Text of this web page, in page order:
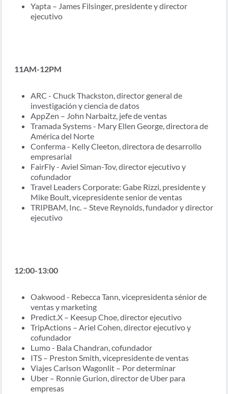
Yapta – James Filsinger, presidente y director
ejecutivo
11AM-12PM
ARC - Chuck Thackston, director general de
investigación y ciencia de datos
AppZen – John Narbaitz, jefe de ventas
Tramada Systems - Mary Ellen George, directora de
América del Norte
Conferma - Kelly Cleeton, directora de desarrollo
empresarial
FairFly - Aviel Siman-Tov, director ejecutivo y
cofundador
Travel Leaders Corporate: Gabe Rizzi, presidente y
Mike Boult, vicepresidente senior de ventas
TRIPBAM, Inc. – Steve Reynolds, fundador y director
ejecutivo
12:00-13:00
Oakwood - Rebecca Tann, vicepresidenta sénior de
ventas y marketing
Predict.X – Keesup Choe, director ejecutivo
TripActions – Ariel Cohen, director ejecutivo y
cofundador
Lumo - Bala Chandran, cofundador
ITS – Preston Smith, vicepresidente de ventas
Viajes Carlson Wagonlit – Por determinar
Uber – Ronnie Gurion, director de Uber para
empresas